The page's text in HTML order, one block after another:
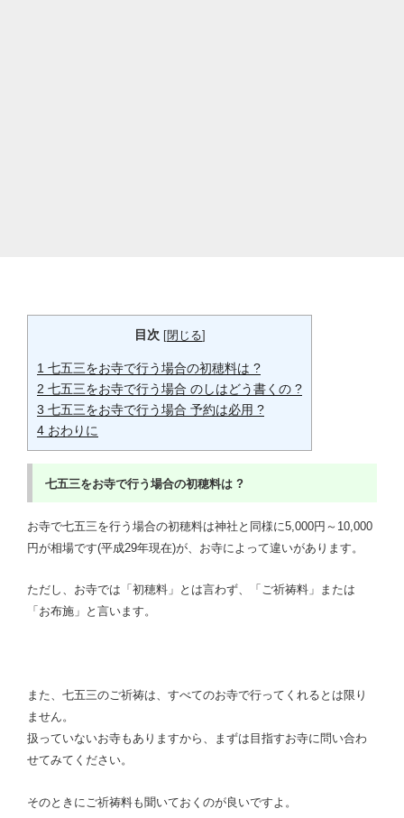
目次 [閉じる]
1 七五三をお寺で行う場合の初穂料は ?
2 七五三をお寺で行う場合 のしはどう書くの ?
3 七五三をお寺で行う場合 予約は必用 ?
4 おわりに
七五三をお寺で行う場合の初穂料は ?
お寺で七五三を行う場合の初穂料は神社と同様に5,000円～10,000
円が相場です(平成29年現在)が、お寺によって違いがあります。
ただし、お寺では「初穂料」とは言わず、「ご祈祷料」または
「お布施」と言います。
また、七五三のご祈祷は、すべてのお寺で行ってくれるとは限り
ません。
扱っていないお寺もありますから、まずは目指すお寺に問い合わ
せてみてください。
そのときにご祈祷料も聞いておくのが良いですよ。